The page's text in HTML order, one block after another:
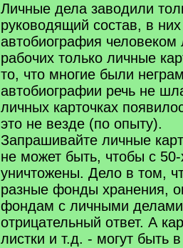
Личные дела заводили
руководящий состав, в
автобиография
рабочих только личные
то, что многие были
автобиографии речь не
личных карточках
это не везде (по опыту).
Запрашивайте личные
не может быть, чтобы с
уничтожены. Дело в том,
разные фонды хранения,
фондам с личными
отрицательный ответ. А
листки и т.д. - могут быть